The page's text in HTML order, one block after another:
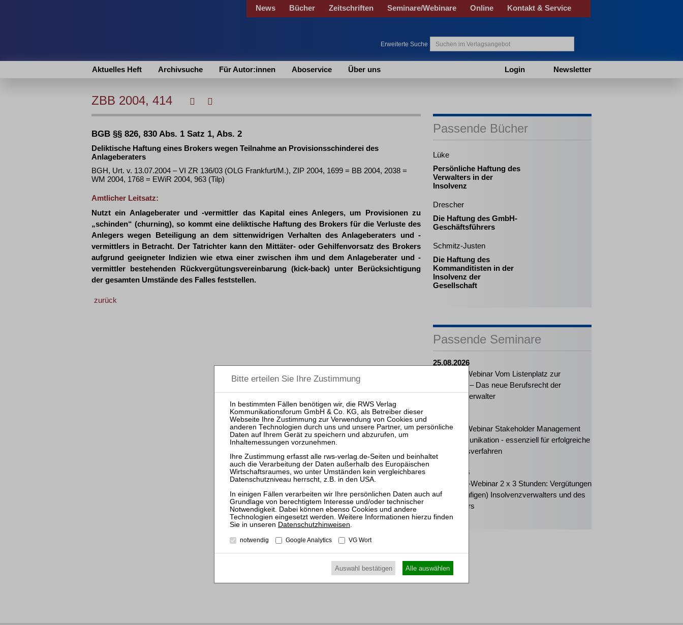
News Bücher Zeitschriften Seminare/Webinare Online Kontakt & Service
Erweiterte Suche
Aktuelles Heft Archivsuche Für Autor:innen Aboservice Über uns Newsletter
Login
ZBB 2004, 414
BGB §§ 826, 830 Abs. 1 Satz 1, Abs. 2
Deliktische Haftung eines Brokers wegen Teilnahme an Provisionsschinderei des
Anlageberaters
BGH, Urt. v. 13.07.2004 – VI ZR 136/03 (OLG Frankfurt/M.), ZIP 2004, 1699 = BB 2004, 2038 =
WM 2004, 1768 = EWiR 2004, 963 (Tilp)
Amtlicher Leitsatz:
Nutzt ein Anlageberater und -vermittler das Kapital eines Anlegers, um Provisionen zu
„schinden“ (churning), so kommt eine deliktische Haftung des Brokers für die Verluste des
Anlegers wegen Beteiligung an dem sittenwidrigen Verhalten des Anlageberaters und -
vermittlers in Betracht. Der Tatrichter kann den Mittäter- oder Gehilfenvorsatz des Brokers
aufgrund geeigneter Indizien wie etwa einer zwischen ihm und dem Anlageberater und -
vermittler bestehenden Rückvergütungsvereinbarung (kick-back) unter Berücksichtigung
der gesamten Umstände des Falles feststellen.
zurück
Passende Bücher
Lüke
Persönliche Haftung des
Verwalters in der
Insolvenz
Drescher
Die Haftung des GmbH-
Geschäftsführers
Schmitz-Justen
Die Haftung des
Kommanditisten in der
Insolvenz der
Gesellschaft
Passende Seminare
25.08.2026
Praktiker-Webinar Vom Listenplatz zur
Zulassung – Das neue Berufsrecht der
Insolvenzverwalter
Praktiker-Webinar Stakeholder Management
und Kommunikation - essenziell für erfolgreiche
Sanierungsverfahren
30.09.2026
Mitarbeiter-Webinar 2 x 3 Stunden: Vergütungen
des (vorläufigen) Insolvenzverwalters und des
Treuhänders
Datenschutzhinweisen
notwendig Google Analytics VG Wort
Auswahl bestätigen Alle auswählen